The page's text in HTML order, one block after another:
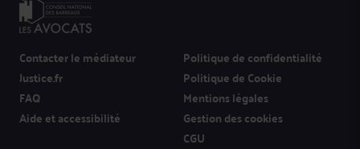
Contacter le médiateur
Justice.fr
FAQ
Aide et accessibilité
Politique de confidentialité
Politique de Cookie
Mentions légales
Gestion des cookies
CGU